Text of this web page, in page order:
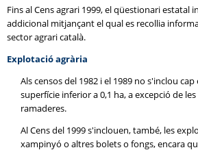
Fins al Cens agrari 1999, el qüestionari estatal
addicional mitjançant el qual es recollia
sector agrari català.
Explotació agrària
Als censos del 1982 i el 1989 no s'inclou
superfície inferior a 0,1 ha, a excepció de
ramaderes.
Al Cens del 1999 s'inclouen, també, les
xampinyó o altres bolets o fongs, encara